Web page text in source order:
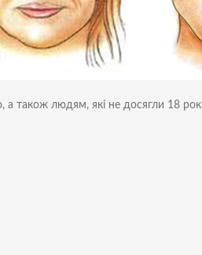
а також людям, які не досягли 18